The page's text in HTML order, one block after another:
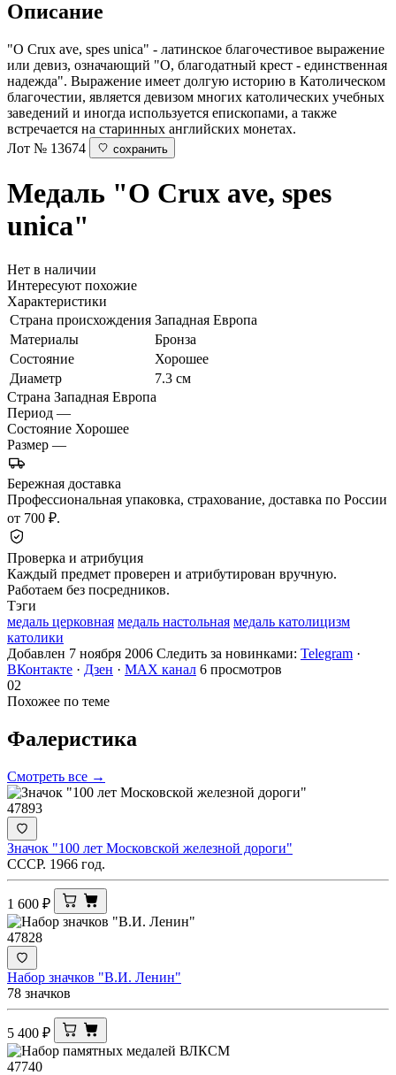
Описание
"O Crux ave, spes unica" - латинское благочестивое выражение
или девиз, означающий "О, благодатный крест - единственная
надежда". Выражение имеет долгую историю в Католическом
благочестии, является девизом многих католических учебных
заведений и иногда используется епископами, а также
встречается на старинных английских монетах.
Лот № 13674
сохранить
Медаль "O Crux ave, spes
unica"
Нет в наличии
Интересуют похожие
Характеристики
Страна происхождения Западная Европа
Материалы
Бронза
Состояние
Хорошее
Диаметр
7.3 см
Страна Западная Европа
Период —
Состояние Хорошее
Размер —
Бережная доставка
Профессиональная упаковка, страхование, доставка по России
от 700 ₽.
Проверка и атрибуция
Каждый предмет проверен и атрибутирован вручную.
Работаем без посредников.
Тэги
медаль церковная медаль настольная медаль католицизм
католики
Добавлен 7 ноября 2006 Следить за новинками: Telegram ·
ВКонтакте · Дзен · MAX канал 6 просмотров
02
Похожее по теме
Фалеристика
Смотреть все →
47893
Значок "100 лет Московской железной дороги"
СССР. 1966 год.
1 600 ₽
47828
Набор значков "В.И. Ленин"
78 значков
5 400 ₽
47740